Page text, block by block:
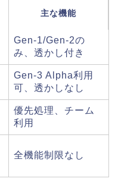
主な機能
Gen-1/Gen-2の
み、透かし付き
Gen-3 Alpha利用
可、透かしなし
優先処理、チーム
利用
全機能制限なし